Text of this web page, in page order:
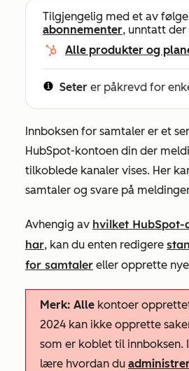
Tilgjengelig med et av
abonnementer, unntatt
Alle produkter og
Seter er påkrevd for
Innboksen for samtaler er et
HubSpot-kontoen din der
tilkoblede kanaler vises. Her
samtaler og svare på
Avhengig av hvilket HubSpot-
har, kan du enten redigere
for samtaler eller opprette nye
Merk: Alle kontoer
2024 kan ikke opprette
som er koblet til innboksen.
lære hvordan du